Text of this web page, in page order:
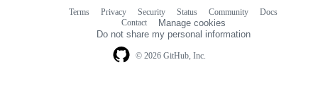
© 2026 GitHub, Inc.
Terms Privacy Security Status Community
Docs
Contact
Manage cookies
Do not share my personal information